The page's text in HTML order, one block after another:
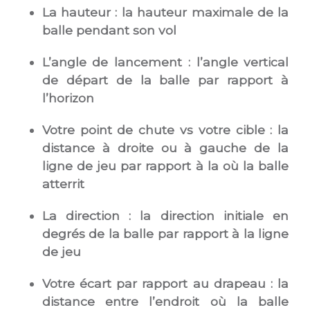
La hauteur : la hauteur maximale de la
balle pendant son vol
L’angle de lancement : l’angle vertical
de départ de la balle par rapport à
l’horizon
Votre point de chute vs votre cible : la
distance à droite ou à gauche de la
ligne de jeu par rapport à la où la balle
atterrit
La direction : la direction initiale en
degrés de la balle par rapport à la ligne
de jeu
Votre écart par rapport au drapeau : la
distance entre l’endroit où la balle